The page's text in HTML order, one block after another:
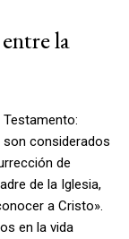
la
considerados
de
de la Iglesia,
a Cristo».
en la vida